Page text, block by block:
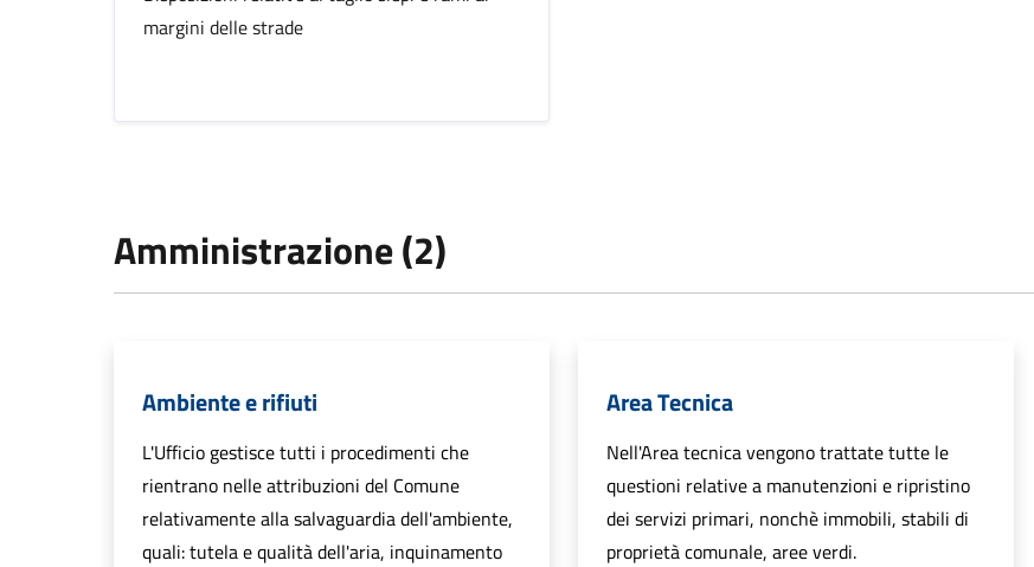
margini delle strade
Amministrazione (2)
Ambiente e rifiuti
L'Ufficio gestisce tutti i procedimenti che
rientrano nelle attribuzioni del Comune
relativamente alla salvaguardia dell'ambiente,
quali: tutela e qualità dell'aria, inquinamento
Area Tecnica
Nell'Area tecnica vengono trattate tutte le
questioni relative a manutenzioni e ripristino
dei servizi primari, nonchè immobili, stabili di
proprietà comunale, aree verdi.